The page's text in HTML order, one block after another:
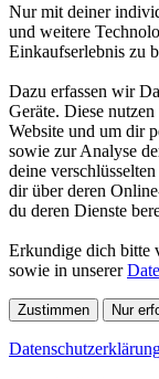
Nur mit deiner
und weitere
Einkaufserlebnis zu
Dazu erfassen wir
Geräte. Diese
Website und um dir
sowie zur Analyse
deine
dir über deren
du deren Dienste
Erkundige dich bitte
sowie in unserer
Zustimmen Nur